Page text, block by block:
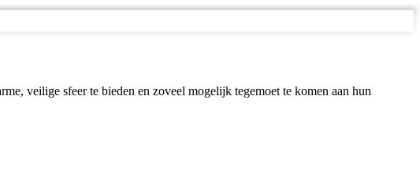
veilige sfeer te bieden en zoveel mogelijk tegemoet te komen aan hun